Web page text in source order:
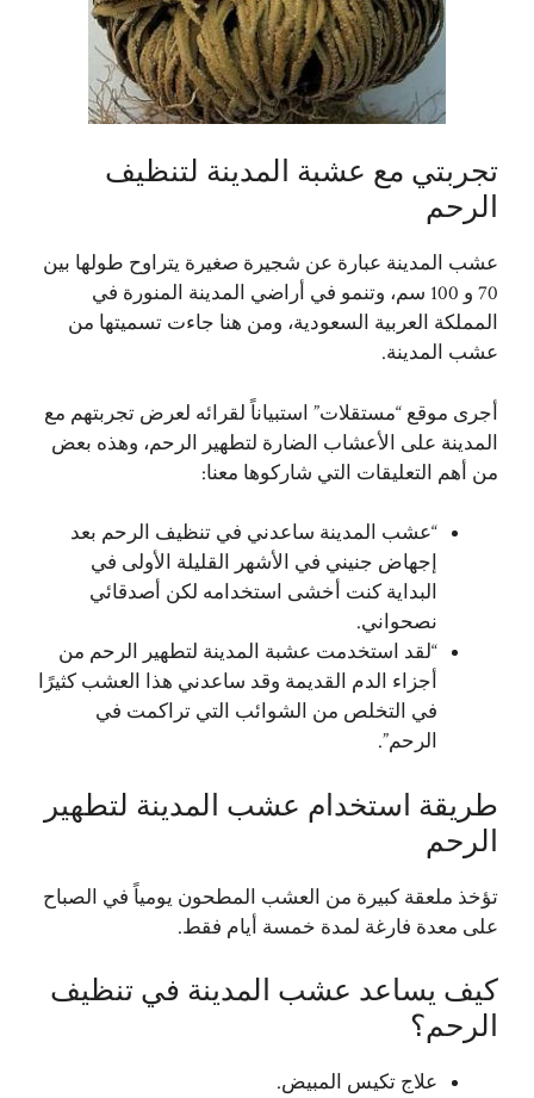
تجربتي مع عشبة المدينة لتنظيف
الرحم
عشب المدينة عبارة عن شجيرة صغيرة يتراوح طولها بين
70 و 100 سم، وتنمو في أراضي المدينة المنورة في
المملكة العربية السعودية، ومن هنا جاءت تسميتها من
عشب المدينة.
أجرى موقع “مستقلات” استبياناً لقرائه لعرض تجربتهم مع
المدينة على الأعشاب الضارة لتطهير الرحم، وهذه بعض
من أهم التعليقات التي شاركوها معنا:
“عشب المدينة ساعدني في تنظيف الرحم بعد
إجهاض جنيني في الأشهر القليلة الأولى في
البداية كنت أخشى استخدامه لكن أصدقائي
نصحواني.
“لقد استخدمت عشبة المدينة لتطهير الرحم من
أجزاء الدم القديمة وقد ساعدني هذا العشب كثيرًا
في التخلص من الشوائب التي تراكمت في
الرحم”.
طريقة استخدام عشب المدينة لتطهير
الرحم
تؤخذ ملعقة كبيرة من العشب المطحون يومياً في الصباح
على معدة فارغة لمدة خمسة أيام فقط.
كيف يساعد عشب المدينة في تنظيف
الرحم؟
علاج تكيس المبيض.